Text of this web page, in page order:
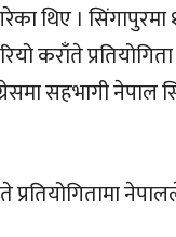
थिए ।
कराँते
सहभागी